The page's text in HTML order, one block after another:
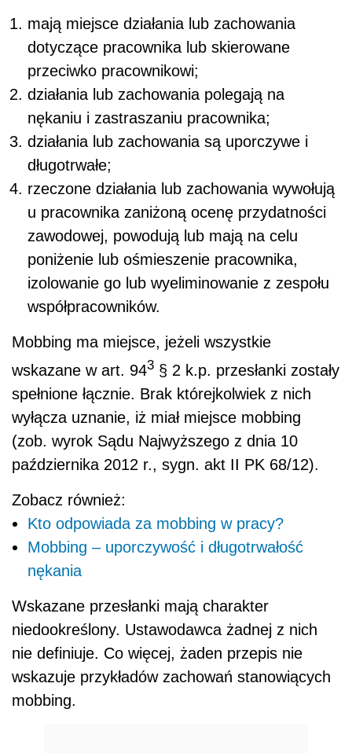
mają miejsce działania lub zachowania
dotyczące pracownika lub skierowane
przeciwko pracownikowi;
działania lub zachowania polegają na
nękaniu i zastraszaniu pracownika;
działania lub zachowania są uporczywe i
długotrwałe;
rzeczone działania lub zachowania wywołują
u pracownika zaniżoną ocenę przydatności
zawodowej, powodują lub mają na celu
poniżenie lub ośmieszenie pracownika,
izolowanie go lub wyeliminowanie z zespołu
współpracowników.
Mobbing ma miejsce, jeżeli wszystkie
wskazane w art. 943 § 2 k.p. przesłanki zostały
spełnione łącznie. Brak którejkolwiek z nich
wyłącza uznanie, iż miał miejsce mobbing
(zob. wyrok Sądu Najwyższego z dnia 10
października 2012 r., sygn. akt II PK 68/12).
Zobacz również:
Kto odpowiada za mobbing w pracy?
Mobbing – uporczywość i długotrwałość
nękania
Wskazane przesłanki mają charakter
niedookreślony. Ustawodawca żadnej z nich
nie definiuje. Co więcej, żaden przepis nie
wskazuje przykładów zachowań stanowiących
mobbing.